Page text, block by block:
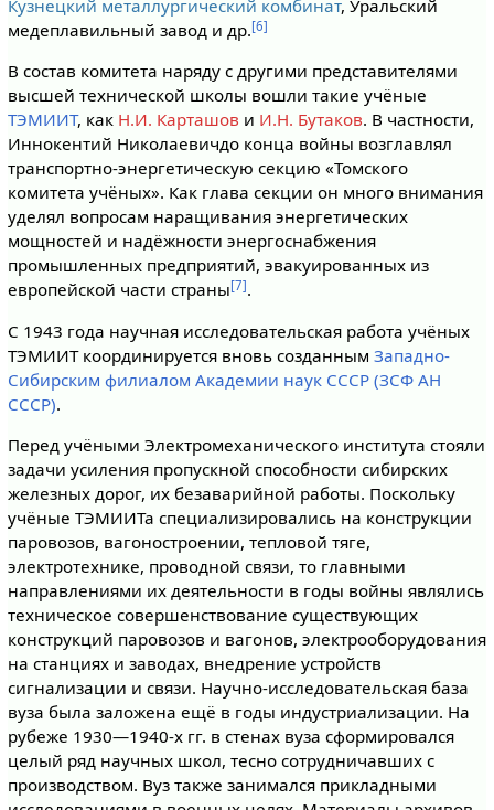
Кузнецкий металлургический комбинат, Уральский
медеплавильный завод и др.[6]
В состав комитета наряду с другими представителями
высшей технической школы вошли такие учёные
ТЭМИИТ, как Н.И. Карташов и И.Н. Бутаков. В частности,
Иннокентий Николаевичдо конца войны возглавлял
транспортно-энергетическую секцию «Томского
комитета учёных». Как глава секции он много внимания
уделял вопросам наращивания энергетических
мощностей и надёжности энергоснабжения
промышленных предприятий, эвакуированных из
европейской части страны[7].
С 1943 года научная исследовательская работа учёных
ТЭМИИТ координируется вновь созданным Западно-
Сибирским филиалом Академии наук СССР (ЗСФ АН
СССР).
Перед учёными Электромеханического института стояли
задачи усиления пропускной способности сибирских
железных дорог, их безаварийной работы. Поскольку
учёные ТЭМИИТа специализировались на конструкции
паровозов, вагоностроении, тепловой тяге,
электротехнике, проводной связи, то главными
направлениями их деятельности в годы войны являлись
техническое совершенствование существующих
конструкций паровозов и вагонов, электрооборудования
на станциях и заводах, внедрение устройств
сигнализации и связи. Научно-исследовательская база
вуза была заложена ещё в годы индустриализации. На
рубеже 1930—1940-х гг. в стенах вуза сформировался
целый ряд научных школ, тесно сотрудничавших с
производством. Вуз также занимался прикладными